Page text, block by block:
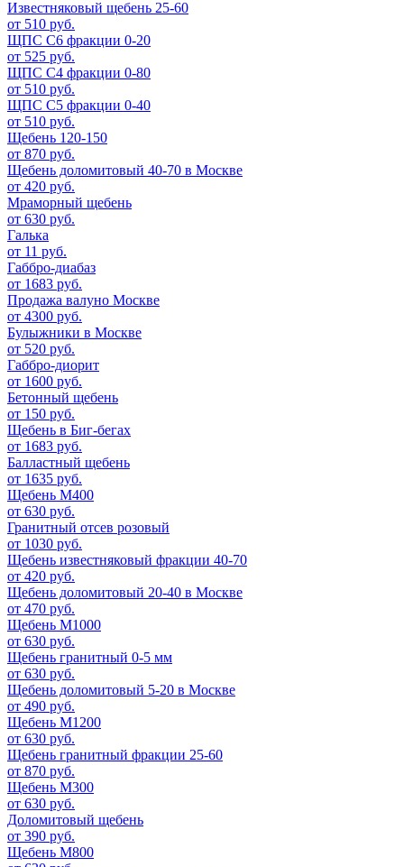
Известняковый щебень 25-60
от 510 руб.
ЩПС С6 фракции 0-20
от 525 руб.
ЩПС С4 фракции 0-80
от 510 руб.
ЩПС С5 фракции 0-40
от 510 руб.
Щебень 120-150
от 870 руб.
Щебень доломитовый 40-70 в Москве
от 420 руб.
Мраморный щебень
от 630 руб.
Галька
от 11 руб.
Габбро-диабаз
от 1683 руб.
Продажа валуно Москве
от 4300 руб.
Булыжники в Москве
от 520 руб.
Габбро-диорит
от 1600 руб.
Бетонный щебень
от 150 руб.
Щебень в Биг-бегах
от 1683 руб.
Балластный щебень
от 1635 руб.
Щебень М400
от 630 руб.
Гранитный отсев розовый
от 1030 руб.
Щебень известняковый фракции 40-70
от 420 руб.
Щебень доломитовый 20-40 в Москве
от 470 руб.
Щебень М1000
от 630 руб.
Щебень гранитный 0-5 мм
от 630 руб.
Щебень доломитовый 5-20 в Москве
от 490 руб.
Щебень М1200
от 630 руб.
Щебень гранитный фракции 25-60
от 870 руб.
Щебень М300
от 630 руб.
Доломитовый щебень
от 390 руб.
Щебень М800